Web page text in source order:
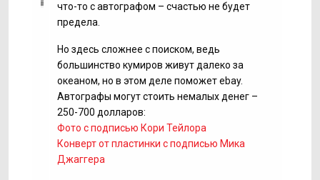
что-то с автографом – счастью не будет
предела.
Но здесь сложнее с поиском, ведь
большинство кумиров живут далеко за
океаном, но в этом деле поможет ebay.
Автографы могут стоить немалых денег –
250-700 долларов:
Фото с подписью Кори Тейлора
Конверт от пластинки с подписью Мика
Джаггера